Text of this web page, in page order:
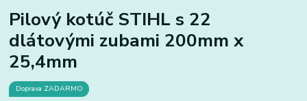
Pilový kotúč STIHL s 22
dlátovými zubami 200mm x
25,4mm
Doprava ZADARMO